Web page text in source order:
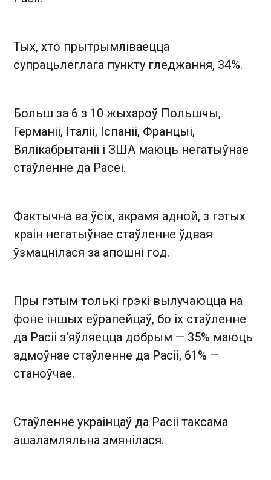
Тых, хто прытрымліваецца
супрацьлеглага пункту гледжання, 34%.
Больш за 6 з 10 жыхароў Польшчы,
Германіі, Італіі, Іспаніі, Францыі,
Вялікабрытаніі і ЗША маюць негатыўнае
стаўленне да Расеі.
Фактычна ва ўсіх, акрамя адной, з гэтых
краін негатыўнае стаўленне ўдвая
ўзмацнілася за апошні год.
Пры гэтым толькі грэкі вылучаюцца на
фоне іншых еўрапейцаў, бо іх стаўленне
да Расіі з'яўляецца добрым — 35% маюць
адмоўнае стаўленне да Расіі, 61% —
станоўчае.
Стаўленне украінцаў да Расіі таксама
ашаламляльна змянілася.